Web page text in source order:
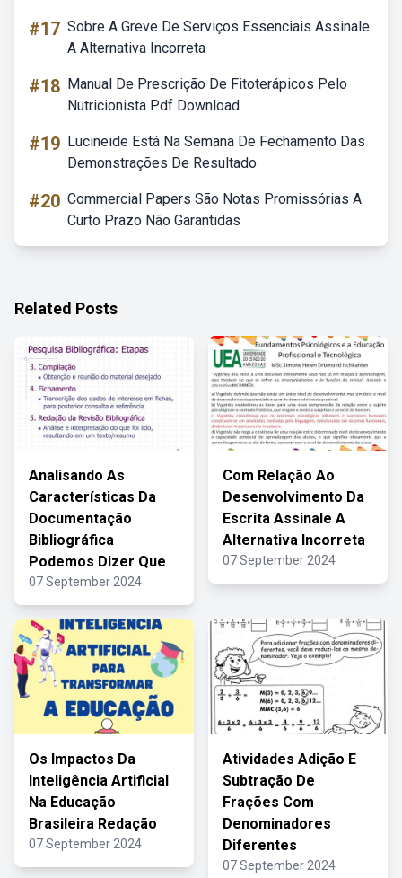
#17 Sobre A Greve De Serviços Essenciais Assinale
A Alternativa Incorreta
#18 Manual De Prescrição De Fitoterápicos Pelo
Nutricionista Pdf Download
#19 Lucineide Está Na Semana De Fechamento Das
Demonstrações De Resultado
#20 Commercial Papers São Notas Promissórias A
Curto Prazo Não Garantidas
Related Posts
Analisando As
Características Da
Documentação
Bibliográfica
Podemos Dizer Que
07 September 2024
Com Relação Ao
Desenvolvimento Da
Escrita Assinale A
Alternativa Incorreta
07 September 2024
Os Impactos Da
Inteligência Artificial
Na Educação
Brasileira Redação
07 September 2024
Atividades Adição E
Subtração De
Frações Com
Denominadores
Diferentes
07 September 2024